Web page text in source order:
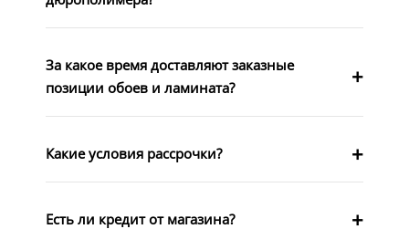
За какое время доставляют заказные
позиции обоев и ламината?
Какие условия рассрочки?
Есть ли кредит от магазина?